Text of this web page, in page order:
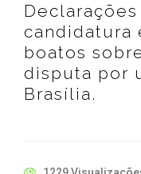
candidatura
boatos
disputa por
Brasília.